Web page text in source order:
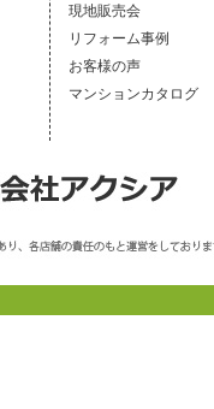
現地販売会
リフォーム事例
お客様の声
マンションカタログ